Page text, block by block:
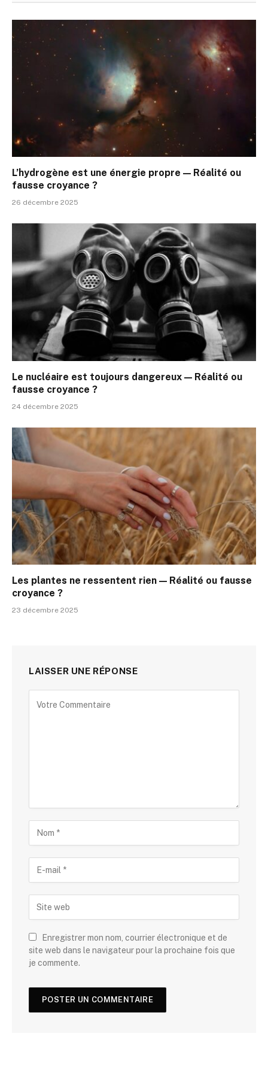
L’hydrogène est une énergie propre — Réalité ou
fausse croyance ?
26 décembre 2025
Le nucléaire est toujours dangereux — Réalité ou
fausse croyance ?
24 décembre 2025
Les plantes ne ressentent rien — Réalité ou fausse
croyance ?
23 décembre 2025
LAISSER UNE RÉPONSE
Enregistrer mon nom, courrier électronique et de
site web dans le navigateur pour la prochaine fois que
je commente.